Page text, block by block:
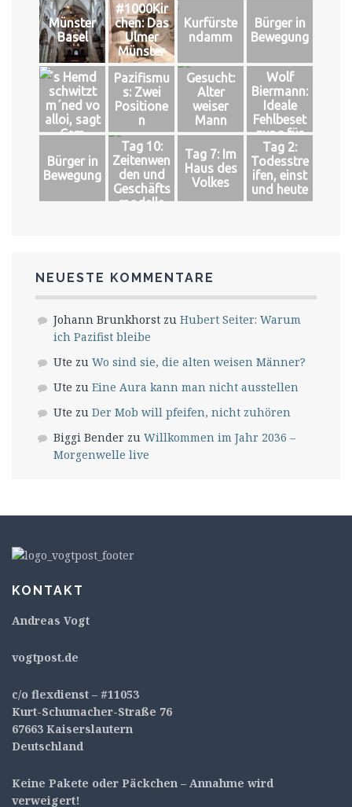
Münster
Basel
#1000Kir
chen: Das
Ulmer
Münster
Kurfürste
ndamm
Bürger in
Bewegung
´s Hemd
schwitzt
m´ned vo
alloi, sagt
Cem
Pazifismu
s: Zwei
Positione
n
Gesucht:
Alter
weiser
Mann
Wolf
Biermann:
Ideale
Fehlbeset
zung für
das große
Glück
Bürger in
Bewegung
Tag 10:
Zeitenwen
den und
Geschäfts
modelle
Tag 7: Im
Haus des
Volkes
Tag 2:
Todesstre
ifen, einst
und heute
NEUESTE KOMMENTARE
Johann Brunkhorst zu Hubert Seiter: Warum
ich Pazifist bleibe
Ute zu Wo sind sie, die alten weisen Männer?
Ute zu Eine Aura kann man nicht ausstellen
Ute zu Der Mob will pfeifen, nicht zuhören
Biggi Bender zu Willkommen im Jahr 2036 –
Morgenwelle live
KONTAKT
Andreas Vogt
vogtpost.de
c/o flexdienst – #11053
Kurt-Schumacher-Straße 76
67663 Kaiserslautern
Deutschland
Keine Pakete oder Päckchen – Annahme wird
verweigert!